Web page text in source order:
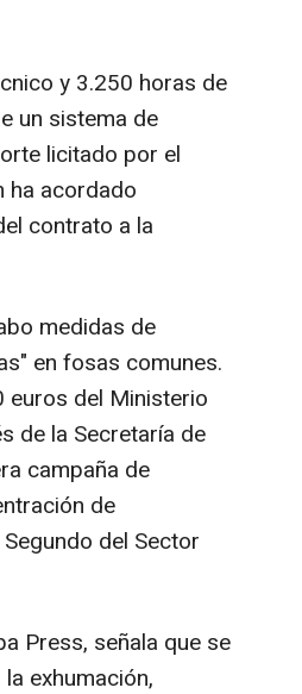
y 3.250 horas de
un sistema de
licitado por el
ha acordado
contrato a la
medidas de
en fosas comunes.
euros del Ministerio
de la Secretaría de
campaña de
de
del Sector
Press, señala que se
exhumación,